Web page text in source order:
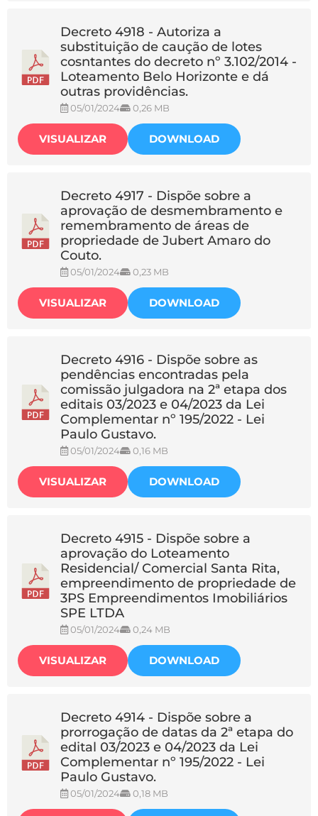
Decreto 4918 - Autoriza a
substituição de caução de lotes
cosntantes do decreto nº 3.102/2014 -
Loteamento Belo Horizonte e dá
outras providências.
05/01/2024 0,26 MB
VISUALIZAR DOWNLOAD
Decreto 4917 - Dispõe sobre a
aprovação de desmembramento e
remembramento de áreas de
propriedade de Jubert Amaro do
Couto.
05/01/2024 0,23 MB
VISUALIZAR DOWNLOAD
Decreto 4916 - Dispõe sobre as
pendências encontradas pela
comissão julgadora na 2ª etapa dos
editais 03/2023 e 04/2023 da Lei
Complementar nº 195/2022 - Lei
Paulo Gustavo.
05/01/2024 0,16 MB
VISUALIZAR DOWNLOAD
Decreto 4915 - Dispõe sobre a
aprovação do Loteamento
Residencial/ Comercial Santa Rita,
empreendimento de propriedade de
3PS Empreendimentos Imobiliários
SPE LTDA
05/01/2024 0,24 MB
VISUALIZAR DOWNLOAD
Decreto 4914 - Dispõe sobre a
prorrogação de datas da 2ª etapa do
edital 03/2023 e 04/2023 da Lei
Complementar nº 195/2022 - Lei
Paulo Gustavo.
05/01/2024 0,18 MB